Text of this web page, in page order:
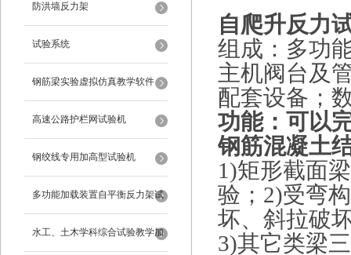
防洪墙反力架
试验系统
钢筋梁实验虚拟仿真教学软件
高速公路护栏网试验机
钢绞线专用加高型试验机
多功能加载装置自平衡反力架试
验系统
水工、土木学科综合试验教学加
自爬升反力
组成：多功
主机阀台及
配套设备；
功能：可以
钢筋混凝土
1)矩形截面
验；2)受弯
坏、斜拉破
3)其它类梁